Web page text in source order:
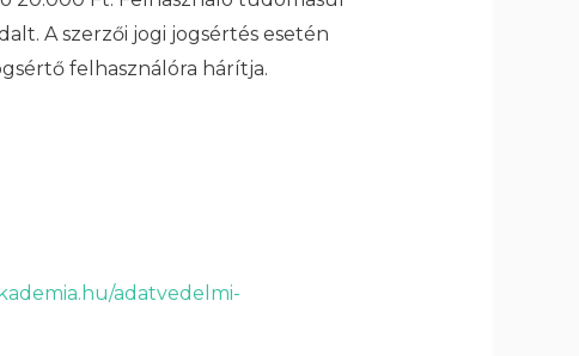
A szerzői jogi jogsértés esetén
felhasználóra hárítja.
adatvedelmi-